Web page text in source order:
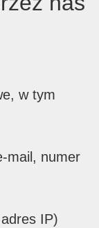
w tym
mail, numer
IP)